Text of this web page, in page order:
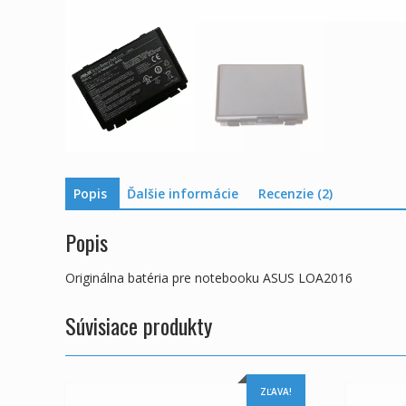
Popis Ďalšie informácie Recenzie (2)
Popis
Originálna batéria pre notebooku ASUS LOA2016
Súvisiace produkty
ZĽAVA!